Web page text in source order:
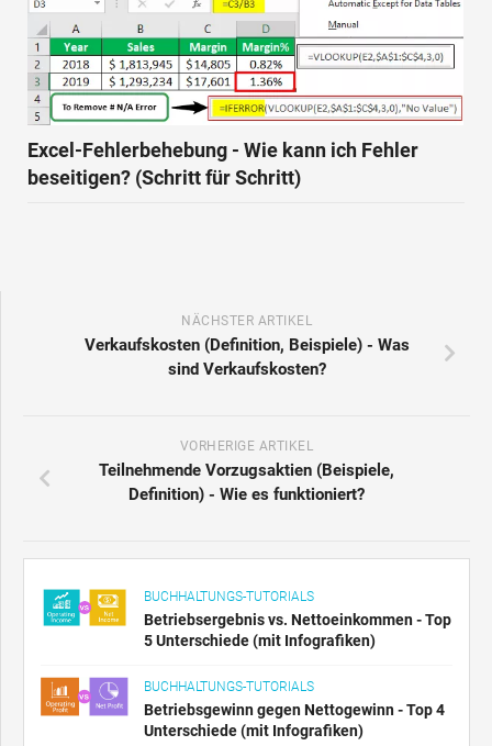
Excel-Fehlerbehebung - Wie kann ich Fehler
beseitigen? (Schritt für Schritt)
NÄCHSTER ARTIKEL
Verkaufskosten (Definition, Beispiele) - Was
sind Verkaufskosten?
VORHERIGE ARTIKEL
Teilnehmende Vorzugsaktien (Beispiele,
Definition) - Wie es funktioniert?
BUCHHALTUNGS-TUTORIALS
Betriebsergebnis vs. Nettoeinkommen - Top
5 Unterschiede (mit Infografiken)
BUCHHALTUNGS-TUTORIALS
Betriebsgewinn gegen Nettogewinn - Top 4
Unterschiede (mit Infografiken)